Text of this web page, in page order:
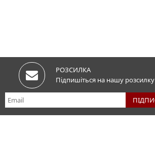
РОЗСИЛКА
Підпишіться на нашу розсилку